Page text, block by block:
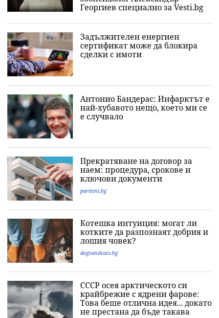
Георгиев специално за Vesti.bg
Задължителен енергиен
сертификат може да блокира
сделки с имоти
Антонио Бандерас: Инфарктът е
най-хубавото нещо, което ми се
е случвало
Прекратяване на договор за
наем: процедура, срокове и
ключови документи
pariteni.bg
Котешка интуиция: могат ли
котките да разпознаят добрия и
лошия човек?
dogsandcats.bg
СССР осея арктическото си
крайбрежие с ядрени фарове:
Това беше отлична идея... докато
не престана да бъде такава